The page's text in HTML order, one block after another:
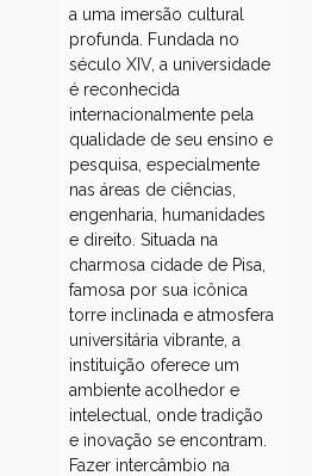
a uma imersão cultural
profunda. Fundada no
século XIV, a universidade
é reconhecida
internacionalmente pela
qualidade de seu ensino e
pesquisa, especialmente
nas áreas de ciências,
engenharia, humanidades
e direito. Situada na
charmosa cidade de Pisa,
famosa por sua icônica
torre inclinada e atmosfera
universitária vibrante, a
instituição oferece um
ambiente acolhedor e
intelectual, onde tradição
e inovação se encontram.
Fazer intercâmbio na